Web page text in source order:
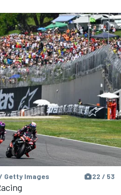
Getty Images 22 / 53